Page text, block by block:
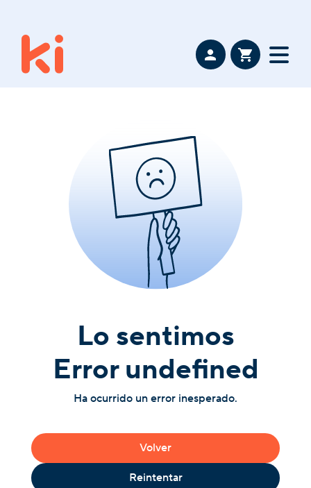
Lo sentimos
Error undefined
Ha ocurrido un error inesperado.
Volver
Reintentar